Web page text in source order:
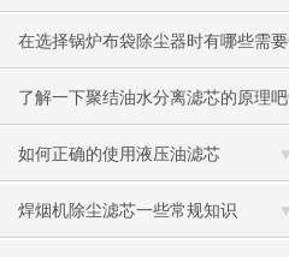
在选择锅炉布袋除尘器时有哪些需要
了解的呢
了解一下聚结油水分离滤芯的原理吧
如何正确的使用液压油滤芯
焊烟机除尘滤芯一些常规知识